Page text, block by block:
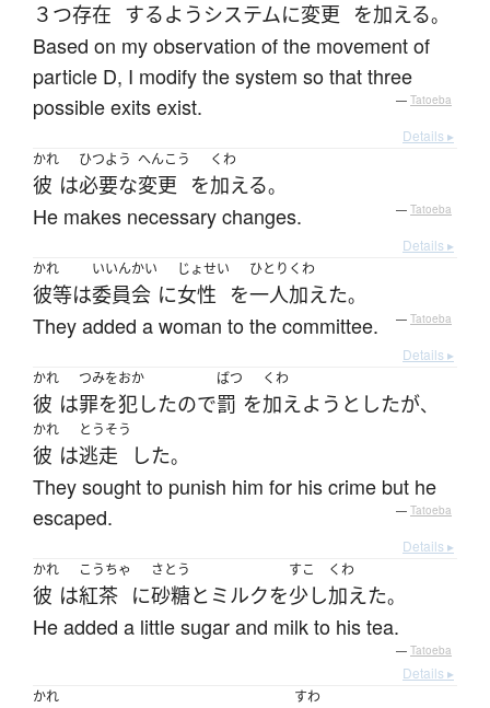
３つ存在 するよう システムに変更 を加える。
Based on my observation of the movement of
particle D, I modify the system so that three
possible exits exist.
— Tatoeba
Details ▸
かれ
彼 は
ひつよう
必要な
へんこう
変更 を
くわ
加える。
He makes necessary changes. — Tatoeba
Details ▸
かれ
彼等は
いいんかい
委員会 に
じょせい
女性 を
ひとり
一人
くわ
加えた。
They added a woman to the committee. — Tatoeba
Details ▸
かれ
彼 は
つみをおか
罪を犯したので
ばつ
罰 を
くわ
加えよう としたが、
かれ
彼 は
とうそう
逃走 した。
They sought to punish him for his crime but he
escaped.
— Tatoeba
Details ▸
かれ
彼 は
こうちゃ
紅茶 に
さとう
砂糖と ミルクを
すこ
少し
くわ
加えた。
He added a little sugar and milk to his tea.
— Tatoeba
Details ▸
かれ
すわ